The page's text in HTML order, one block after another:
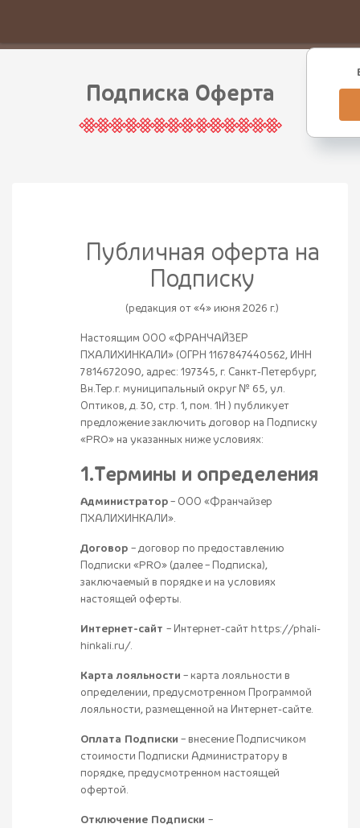
Подписка Оферта
Публичная оферта на
Подписку
(редакция от «4» июня 2026 г.)
Настоящим ООО «ФРАНЧАЙЗЕР
ПХАЛИХИНКАЛИ» (ОГРН 1167847440562, ИНН
7814672090, адрес: 197345, г. Санкт-Петербург,
Вн.Тер.г. муниципальный округ № 65, ул.
Оптиков, д. 30, стр. 1, пом. 1Н ) публикует
предложение заключить договор на Подписку
«PRO» на указанных ниже условиях:
1.Термины и определения
Администратор– ООО «Франчайзер
ПХАЛИХИНКАЛИ».
Договор – договор по предоставлению
Подписки «PRO» (далее – Подписка),
заключаемый в порядке и на условиях
настоящей оферты.
Интернет-сайт – Интернет-сайт https://phali-
hinkali.ru/.
Карта лояльности – карта лояльности в
определении, предусмотренном Программой
лояльности, размещенной на Интернет-сайте.
Оплата Подписки – внесение Подписчиком
стоимости Подписки Администратору в
порядке, предусмотренном настоящей
офертой.
Отключение Подписки –